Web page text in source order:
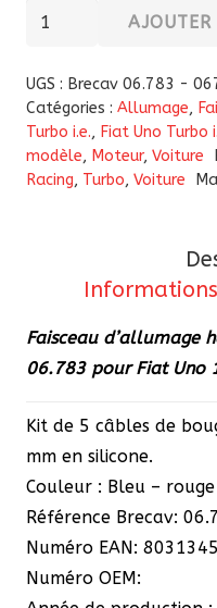
quantité
Faisceau
d'allumage
haute
performance
Brecav
1.4
Turbo
(ph2)
UGS : Brecav 06.783 -
Catégories : Allumage,
Turbo i.e., Fiat Uno Turbo
modèle, Moteur, Voiture
Racing, Turbo, Voiture
Faisceau d’allumage
06.783 pour Fiat Uno
Kit de 5 câbles de
mm en silicone.
Couleur : Bleu – rouge
Référence Brecav:
Numéro EAN:
Numéro OEM: